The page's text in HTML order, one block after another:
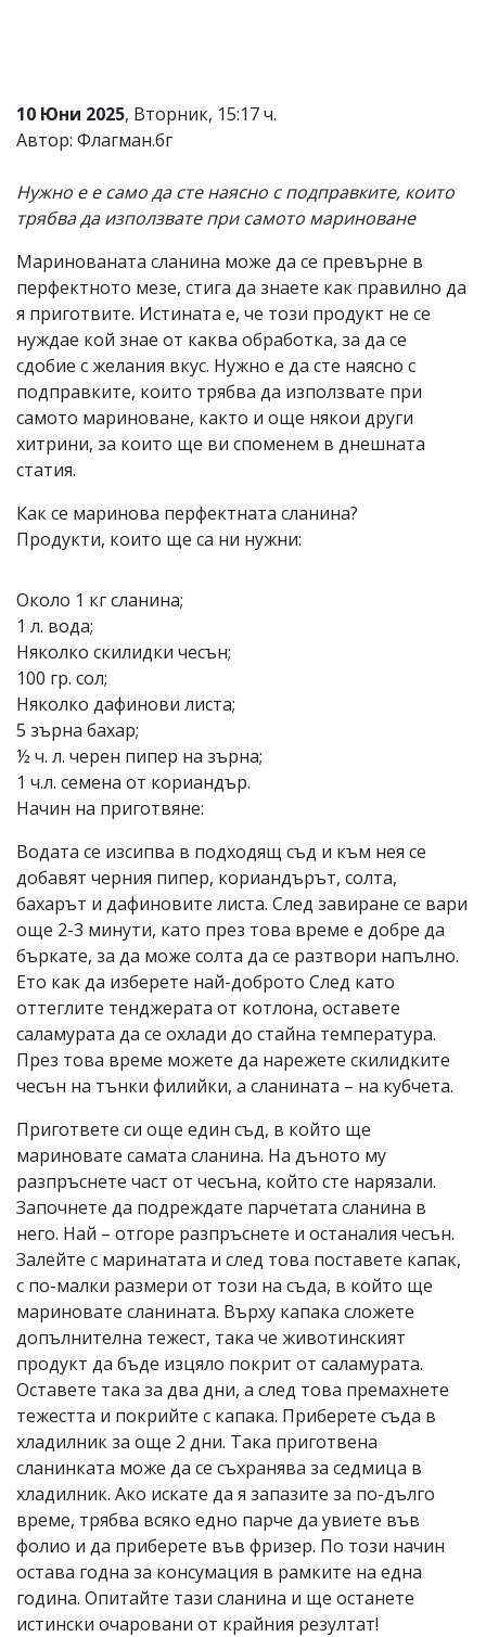
от
читателите
не
носи
за
Ако
откриете
обиден
вас
коментар,
моля
сигнализирайте
ни!
10 Юни 2025, Вторник, 15:17 ч.
Автор: Флагман.бг
Нужно е е само да сте наясно с подправките, които
трябва да използвате при самото мариноване
Маринованата сланина може да се превърне в
перфектното мезе, стига да знаете как правилно да
я приготвите. Истината е, че този продукт не се
нуждае кой знае от каква обработка, за да се
сдобие с желания вкус. Нужно е да сте наясно с
подправките, които трябва да използвате при
самото мариноване, както и още някои други
хитрини, за които ще ви споменем в днешната
статия.
Как се маринова перфектната сланина?
Продукти, които ще са ни нужни:
Около 1 кг сланина;
1 л. вода;
Няколко скилидки чесън;
100 гр. сол;
Няколко дафинови листа;
5 зърна бахар;
½ ч. л. черен пипер на зърна;
1 ч.л. семена от кориандър.
Начин на приготвяне:
Водата се изсипва в подходящ съд и към нея се
добавят черния пипер, кориандърът, солта,
бахарът и дафиновите листа. След завиране се вари
още 2-3 минути, като през това време е добре да
бъркате, за да може солта да се разтвори напълно.
Ето как да изберете най-доброто След като
оттеглите тенджерата от котлона, оставете
саламурата да се охлади до стайна температура.
През това време можете да нарежете скилидките
чесън на тънки филийки, а сланината – на кубчета.
Пригответе си още един съд, в който ще
мариновате самата сланина. На дъното му
разпръснете част от чесъна, който сте нарязали.
Започнете да подреждате парчетата сланина в
него. Най – отгоре разпръснете и останалия чесън.
Залейте с маринатата и след това поставете капак,
с по-малки размери от този на съда, в който ще
мариновате сланината. Върху капака сложете
допълнителна тежест, така че животинският
продукт да бъде изцяло покрит от саламурата.
Оставете така за два дни, а след това премахнете
тежестта и покрийте с капака. Приберете съда в
хладилник за още 2 дни. Така приготвена
сланинката може да се съхранява за седмица в
хладилник. Ако искате да я запазите за по-дълго
време, трябва всяко едно парче да увиете във
фолио и да приберете във фризер. По този начин
остава годна за консумация в рамките на една
година. Опитайте тази сланина и ще останете
истински очаровани от крайния резултат!